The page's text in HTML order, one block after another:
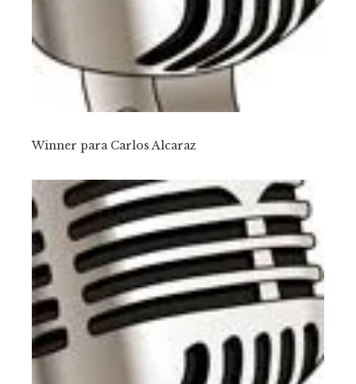
Winner para Carlos Alcaraz